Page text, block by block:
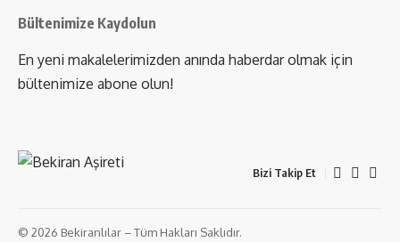
Bültenimize Kaydolun
En yeni makalelerimizden anında haberdar olmak için
bültenimize abone olun!
Bizi Takip Et
© 2026 Bekiranlılar – Tüm Hakları Saklıdır.